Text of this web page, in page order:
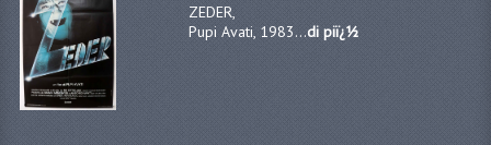
ZEDER,
Pupi Avati, 1983...di piï¿½